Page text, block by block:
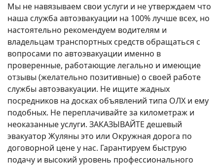
Мы не навязываем свои услуги и не утверждаем что
наша служба автоэвакуации на 100% лучше всех, но
настоятельно рекомендуем водителям и
владельцам транспортных средств обращаться с
вопросами по автоэвакуации именно в
проверенные, работающие легально и имеющие
отзывы (желательно позитивные) о своей работе
службы автоэвакуации. Не ищите жадных
посредников на досках объявлений типа ОЛХ и ему
подобных. Не переплачивайте за километраж и
неоказанные услуги. ЗАКАЗЫВАЙТЕ дешевый
эвакуатор Жуляны это или Окружная дорога по
договорной цене у нас. Гарантируем быструю
подачу и высокий уровень профессионального